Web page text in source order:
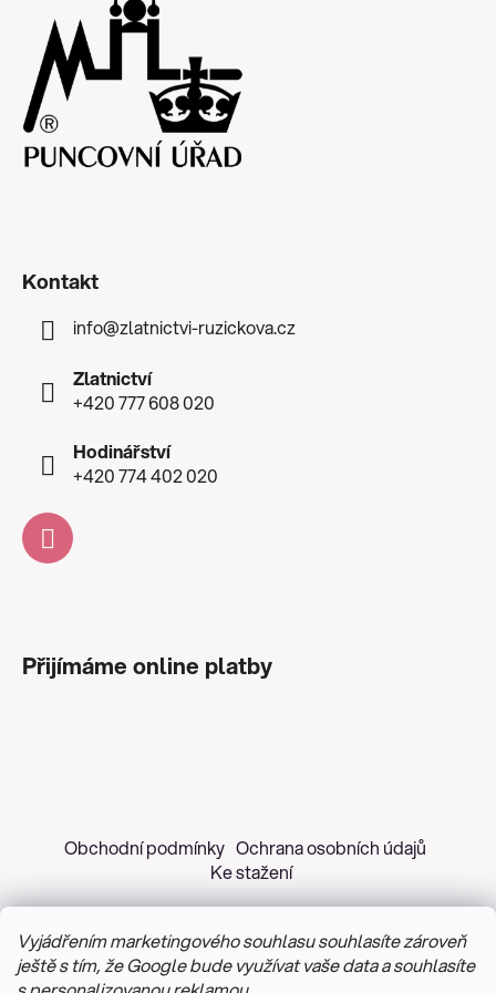
Vyjádřením marketingového souhlasu souhlasíte zároveň
ještě s tím, že Google bude využívat vaše data a souhlasíte
Kontakt
info@zlatnictvi-ruzickova.cz
Zlatnictví
+420 777 608 020
Hodinářství
+420 774 402 020
Přijímáme online platby
Obchodní podmínky Ochrana osobních údajů
Ke stažení